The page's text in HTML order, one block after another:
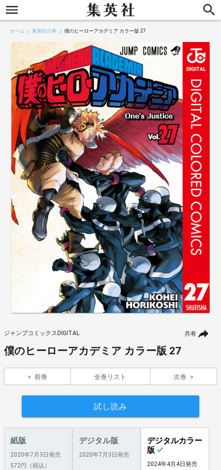
ホーム 集英社の本 僕のヒーローアカデミア カラー版 27
共有
ジャンプコミックスDIGITAL
僕のヒーローアカデミア カラー版 27
前巻 全巻リスト 次巻
試し読み
紙版
2020年7月3日発売
572円（税込）
デジタル版
2020年7月3日発売
デジタルカラー
版
2024年4月4日発売